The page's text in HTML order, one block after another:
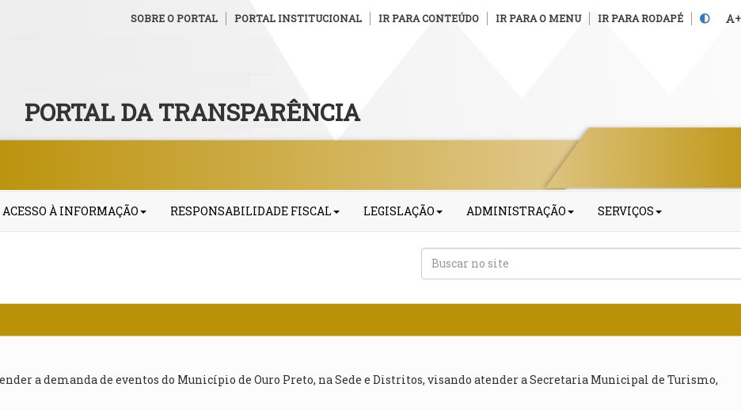
SOBRE O PORTAL PORTAL INSTITUCIONAL IR PARA CONTEÚDO IR PARA O MENU IR PARA RODAPÉ +
PORTAL DA TRANSPARÊNCIA
ACESSO À INFORMAÇÃO RESPONSABILIDADE FISCAL LEGISLAÇÃO ADMINISTRAÇÃO SERVIÇOS
a demanda de eventos do Município de Ouro Preto, na Sede e Distritos, visando atender a Secretaria Municipal de Turismo,